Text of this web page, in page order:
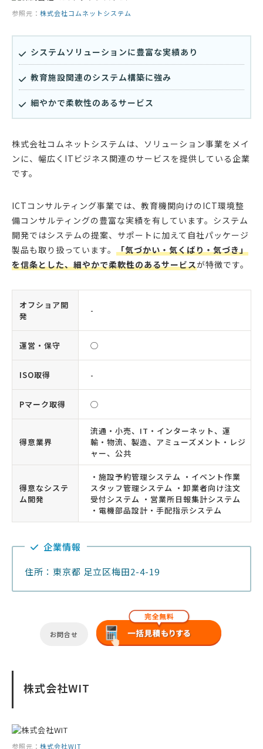
参照元： 株式会社コムネットシステム
システムソリューションに豊富な実績あり
教育施設関連のシステム構築に強み
細やかで柔軟性のあるサービス
株式会社コムネットシステムは、ソリューション事業をメイ
ンに、幅広くITビジネス関連のサービスを提供している企業
です。
ICTコンサルティング事業では、教育機関向けのICT環境整
備コンサルティングの豊富な実績を有しています。システム
開発ではシステムの提案、サポートに加えて自社パッケージ
製品も取り扱っています。 「気づかい・気くばり・気づき」
を信条とした、細やかで柔軟性のあるサービスが特徴です。
オフショア開
発
-
運営・保守 ◯
ISO取得 -
Pマーク取得 ◯
得意業界
流通・小売、IT・インターネット、運
輸・物流、製造、アミューズメント・レジ
ャー、公共
得意なシステ
ム開発
・施設予約管理システム ・イベント作業
スタッフ管理システム ・卸業者向け注文
受付システム ・営業所日報集計システム
・電機部品設計・手配指示システム
企業情報
住所：東京都 足立区梅田2-4-19
お問合せ
株式会社WIT
参照元： 株式会社WIT